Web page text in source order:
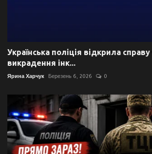
Українська поліція відкрила
викрадення інк...
Ярина Харчук Березень 6, 2026 0